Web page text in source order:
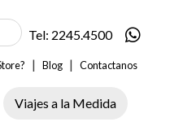
Tel: 2245.4500
| Blog | Contactanos
Viajes a la Medida